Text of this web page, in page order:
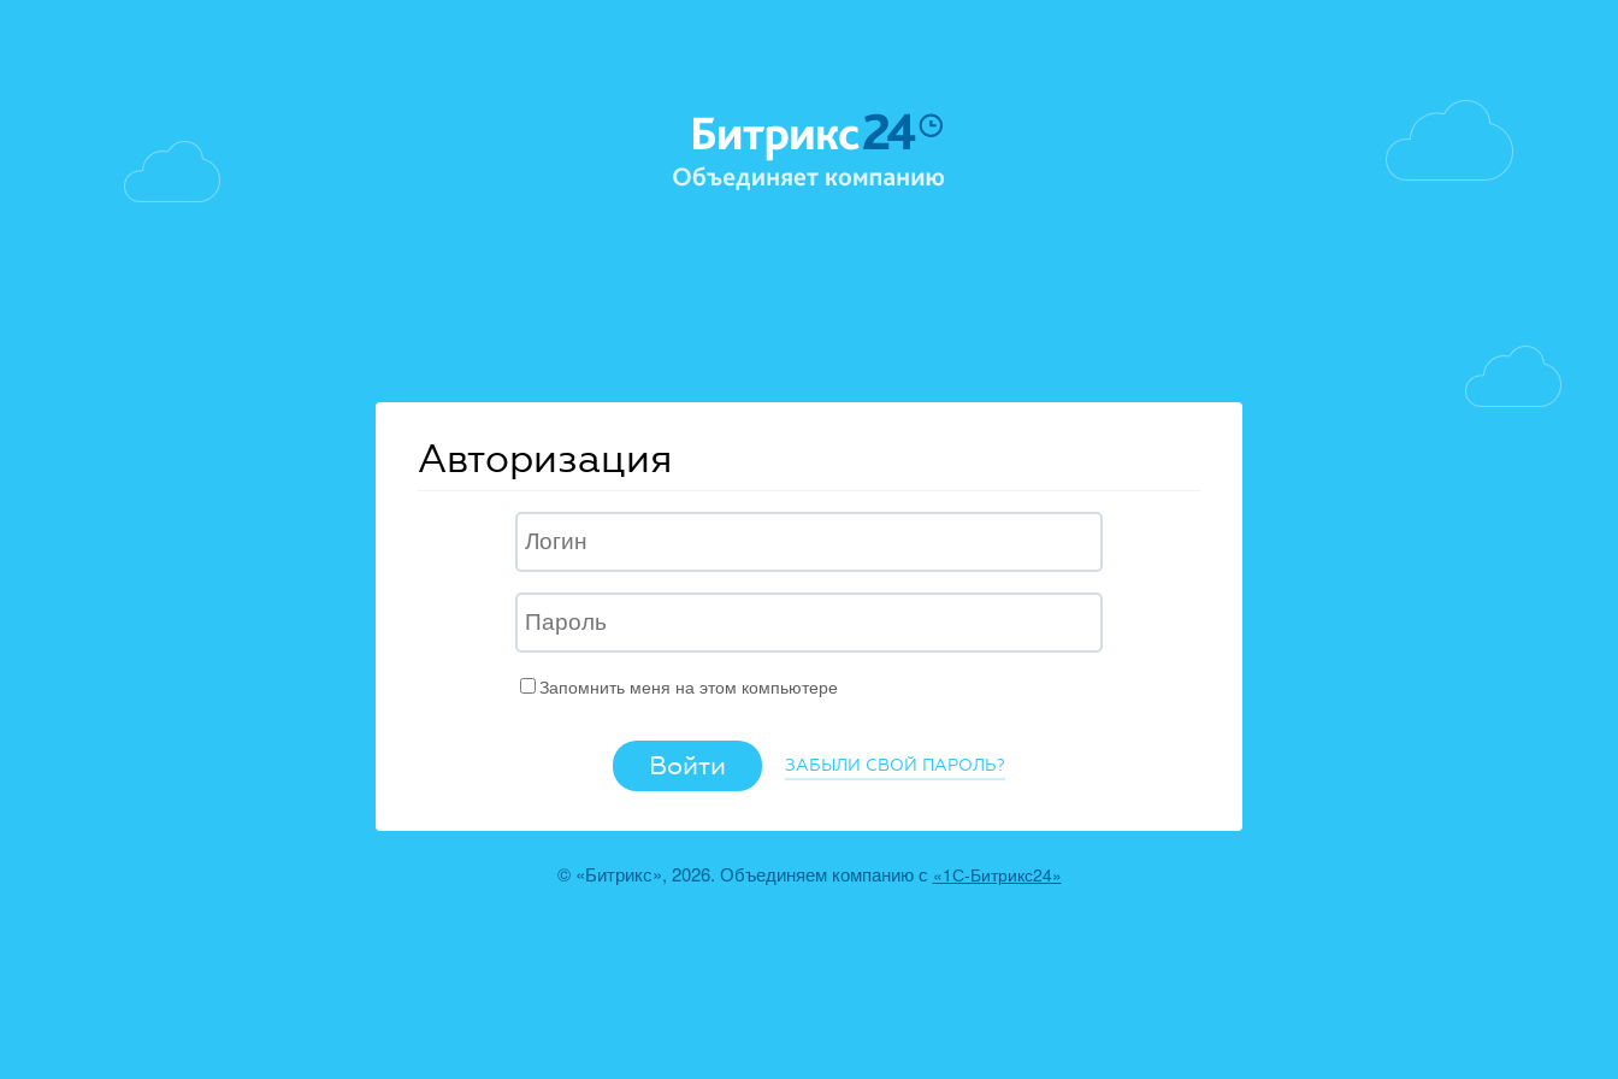
Авторизация
Запомнить меня на этом компьютере
ЗАБЫЛИ СВОЙ ПАРОЛЬ?
© «Битрикс», 2026. Объединяем компанию с «1С-Битрикс24»